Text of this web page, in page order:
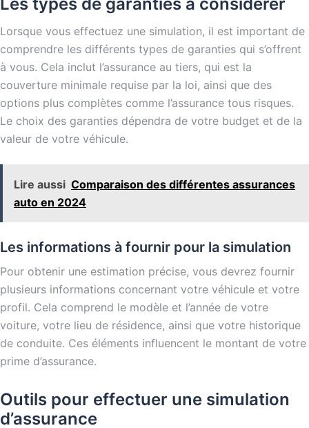
Lorsque vous effectuez une simulation, il est important de
comprendre les différents types de garanties qui s’offrent
à vous. Cela inclut l’assurance au tiers, qui est la
couverture minimale requise par la loi, ainsi que des
options plus complètes comme l’assurance tous risques.
Le choix des garanties dépendra de votre budget et de la
valeur de votre véhicule.
Lire aussi Comparaison des différentes assurances
auto en 2024
Les informations à fournir pour la simulation
Pour obtenir une estimation précise, vous devrez fournir
plusieurs informations concernant votre véhicule et votre
profil. Cela comprend le modèle et l’année de votre
voiture, votre lieu de résidence, ainsi que votre historique
de conduite. Ces éléments influencent le montant de votre
prime d’assurance.
Outils pour effectuer une simulation
d’assurance